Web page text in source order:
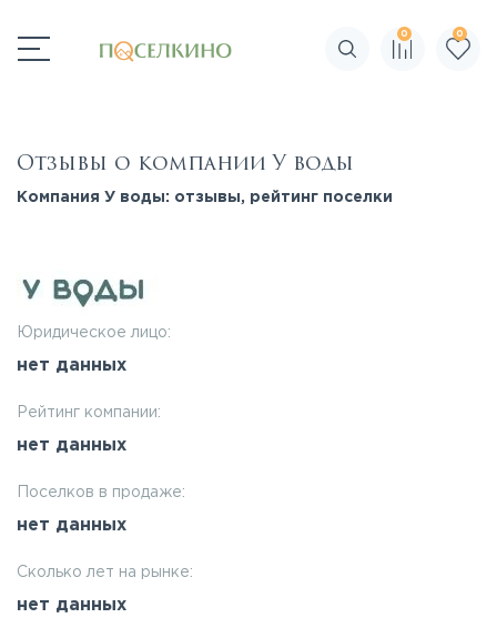
Поиск по сайту
0 0
Отзывы о компании У воды
Компания У воды: отзывы, рейтинг поселки
Юридическое лицо:
нет данных
Рейтинг компании:
нет данных
Поселков в продаже:
нет данных
Сколько лет на рынке:
нет данных